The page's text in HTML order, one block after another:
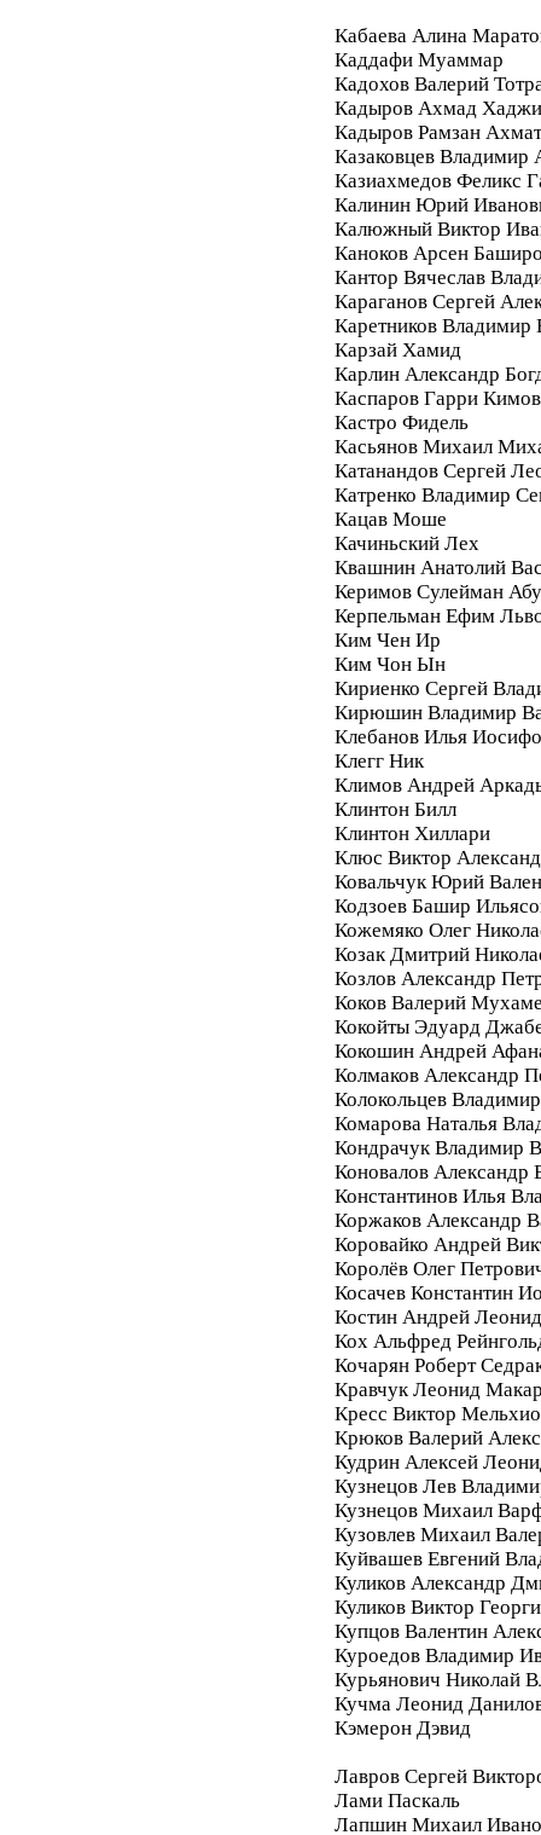
Кабаева Алина
Каддафи Муаммар
Кадохов Валерий
Кадыров Ахмад Хаджи
Кадыров Рамзан
Казаковцев Владимир
Казиахмедов Феликс
Калинин Юрий
Калюжный Виктор
Каноков Арсен
Кантор Вячеслав
Караганов Сергей
Каретников Владимир
Карзай Хамид
Карлин Александр
Каспаров Гарри
Кастро Фидель
Касьянов Михаил
Катанандов Сергей
Катренко Владимир
Кацав Моше
Качиньский Лех
Квашнин Анатолий
Керимов Сулейман
Керпельман Ефим
Ким Чен Ир
Ким Чон Ын
Кириенко Сергей
Кирюшин Владимир
Клебанов Илья
Клегг Ник
Климов Андрей
Клинтон Билл
Клинтон Хиллари
Клюс Виктор
Ковальчук Юрий
Кодзоев Башир
Кожемяко Олег
Козак Дмитрий
Козлов Александр
Коков Валерий
Кокойты Эдуард
Кокошин Андрей
Колмаков Александр
Колокольцев
Комарова Наталья
Кондрачук Владимир
Коновалов Александр
Константинов Илья
Коржаков Александр
Коровайко Андрей
Королёв Олег
Косачев Константин
Костин Андрей
Кох Альфред
Кочарян Роберт
Кравчук Леонид
Кресс Виктор
Крюков Валерий
Кудрин Алексей
Кузнецов Лев
Кузнецов Михаил
Кузовлев Михаил
Куйвашев Евгений
Куликов Александр
Куликов Виктор
Купцов Валентин
Куроедов Владимир
Курьянович Николай
Кучма Леонид
Кэмерон Дэвид
Лавров Сергей
Лами Паскаль
Лапшин Михаил